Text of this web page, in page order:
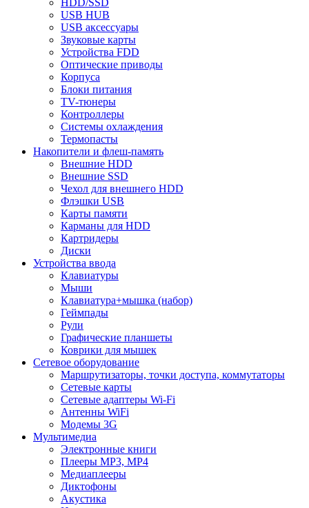
HDD/SSD
USB HUB
USB аксессуары
Звуковые карты
Устройства FDD
Оптические приводы
Корпуса
Блоки питания
TV-тюнеры
Контроллеры
Системы охлаждения
Термопасты
Накопители и флеш-память
Внешние HDD
Внешние SSD
Чехол для внешнего HDD
Флэшки USB
Карты памяти
Карманы для HDD
Картридеры
Диски
Устройства ввода
Клавиатуры
Мыши
Клавиатура+мышка (набор)
Геймпады
Рули
Графические планшеты
Коврики для мышек
Сетевое оборудование
Маршрутизаторы, точки доступа, коммутаторы
Сетевые карты
Сетевые адаптеры Wi-Fi
Антенны WiFi
Модемы 3G
Мультимедиа
Электронные книги
Плееры MP3, MP4
Медиаплееры
Диктофоны
Акустика